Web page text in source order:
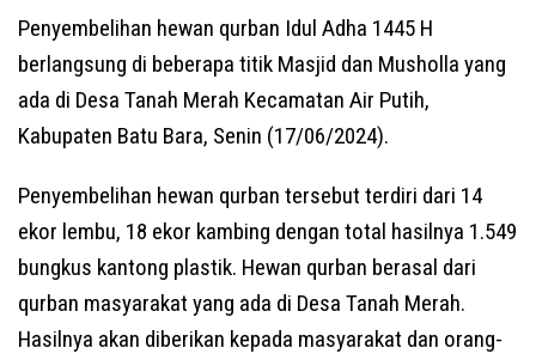
Penyembelihan hewan qurban Idul Adha 1445 H
berlangsung di beberapa titik Masjid dan Musholla yang
ada di Desa Tanah Merah Kecamatan Air Putih,
Kabupaten Batu Bara, Senin (17/06/2024).
Penyembelihan hewan qurban tersebut terdiri dari 14
ekor lembu, 18 ekor kambing dengan total hasilnya 1.549
bungkus kantong plastik. Hewan qurban berasal dari
qurban masyarakat yang ada di Desa Tanah Merah.
Hasilnya akan diberikan kepada masyarakat dan orang-